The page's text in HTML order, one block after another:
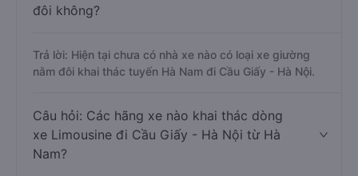
đôi không?
Trả lời: Hiện tại chưa có nhà xe nào có loại xe giường
nằm đôi khai thác tuyến Hà Nam đi Cầu Giấy - Hà Nội.
Câu hỏi: Các hãng xe nào khai thác dòng
xe Limousine đi Cầu Giấy - Hà Nội từ Hà
Nam?